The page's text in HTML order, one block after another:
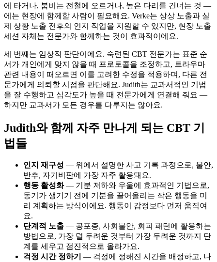
에 타거나, 붐비는 전철에 오르거나, 높은 다리를 건너는 것 —
에는 현장에 함께할 사람이 필요해요. Verke는 상상 노출과 실
제 상황 노출 전후의 인지 작업을 지원할 수 있지만, 현장 노출
세션 자체는 전문가와 함께하는 것이 효과적이에요.
세 번째는 임상적 판단이에요. 숙련된 CBT 전문가는 표준 순
서가 개인에게 맞지 않을 때 프로토콜을 조정하고, 트라우마
관련 내용이 떠오르면 이를 고려한 수정을 적용하며, 다른 전
문가에게 의뢰할 시점을 판단해요. Judith는 교과서적인 기법
을 잘 수행하고 심각도가 높을 때 전문가에게 연결해 줘요 —
하지만 교과서가 모든 경우를 다루지는 않아요.
Judith와 함께 자주 만나게 되는 CBT 기
법들
인지 재구성 — 위에서 설명한 사고 기록 과정으로, 불안,
반추, 자기비판에 가장 자주 활용돼요.
행동 활성화— 기분 저하와 우울에 효과적인 기법으로,
동기가 생기기 전에 기분을 끌어올리는 작은 행동을 미
리 계획하는 방식이에요. 행동이 감정보다 먼저 움직여
요.
단계적 노출 — 공포증, 사회불안, 회피 패턴에 활용하는
방법으로, 가장 덜 두려운 것부터 가장 두려운 것까지 단
계를 세우고 점진적으로 올라가요.
걱정 시간 정하기 — 걱정에 정해진 시간을 배정하고, 나